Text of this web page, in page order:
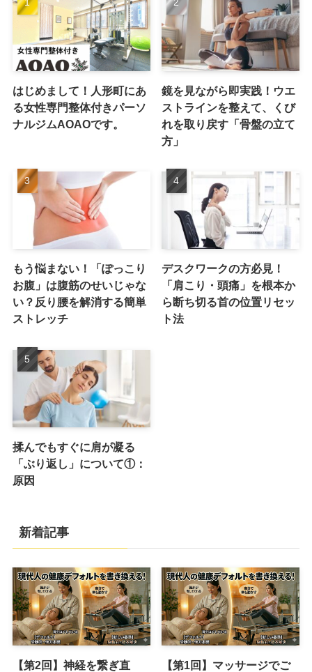
はじめまして！人形町にあ
る女性専門整体付きパーソ
ナルジムAOAOです。
鏡を見ながら即実践！ウエ
ストラインを整えて、くび
れを取り戻す「骨盤の立て
方」
もう悩まない！「ぽっこり
お腹」は腹筋のせいじゃな
い？反り腰を解消する簡単
ストレッチ
デスクワークの方必見！
「肩こり・頭痛」を根本か
ら断ち切る首の位置リセッ
ト法
揉んでもすぐに肩が凝る
「ぶり返し」について①：
原因
新着記事
【第2回】神経を繋ぎ直
【第1回】マッサージでご